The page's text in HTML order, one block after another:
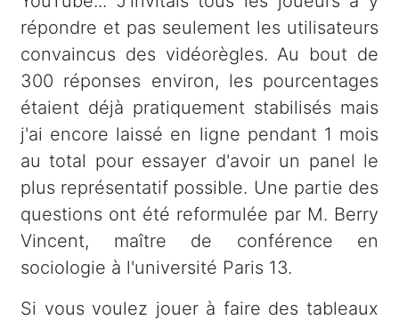
répondre et pas seulement les utilisateurs
convaincus des vidéorègles. Au bout de
300 réponses environ, les pourcentages
étaient déjà pratiquement stabilisés mais
j'ai encore laissé en ligne pendant 1 mois
au total pour essayer d'avoir un panel le
plus représentatif possible. Une partie des
questions ont été reformulée par M. Berry
Vincent, maître de conférence en
sociologie à l'université Paris 13.
Si vous voulez jouer à faire des tableaux